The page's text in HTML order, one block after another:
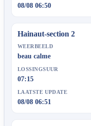
08/08 06:50
Hainaut-section 2
WEERBEELD
beau calme
LOSSINGSUUR
07:15
LAATSTE UPDATE
08/08 06:51